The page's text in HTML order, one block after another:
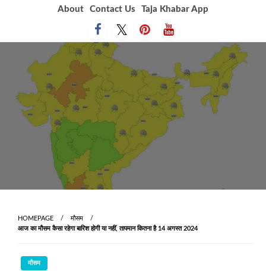
About Contact Us Taja Khabar App
HOMEPAGE
मौसम
आज का मौसम कैसा रहेगा बारिश होगी या नहीं, तापमान कितना है 14 अगस्त 2024
मौसम